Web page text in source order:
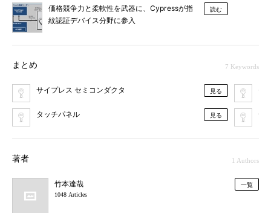
価格競争力と柔軟性を武器に、Cypressが指
紋認証デバイス分野に参入
読む
まとめ 7 Keywords
サイプレス セミコンダクタ 見る
タッチパネル 見る デ
著者 1 Authors
竹本達哉
1048 Articles
一覧